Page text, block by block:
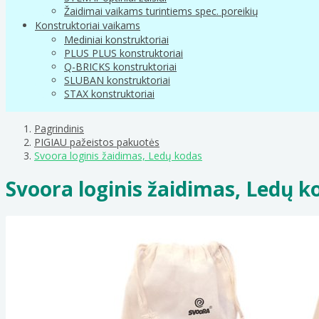
Žaidimai vaikams turintiems spec. poreikių
Konstruktoriai vaikams
Mediniai konstruktoriai
PLUS PLUS konstruktoriai
Q-BRICKS konstruktoriai
SLUBAN konstruktoriai
STAX konstruktoriai
Pagrindinis
PIGIAU pažeistos pakuotės
Svoora loginis žaidimas, Ledų kodas
Svoora loginis žaidimas, Ledų